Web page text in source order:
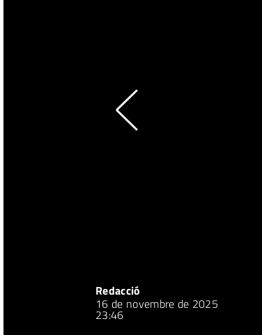
Redacció
16 de novembre de 2025
23:46